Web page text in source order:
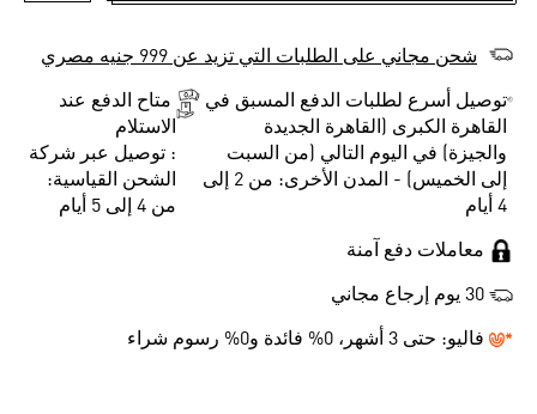
شحن مجاني على الطلبات التي تزيد عن 999 جنيه مصري
توصيل أسرع لطلبات الدفع المسبق في
القاهرة الكبرى (القاهرة الجديدة
والجيزة) في اليوم التالي (من السبت
إلى الخميس) - المدن الأخرى: من 2 إلى
4 أيام
متاح الدفع عند
الاستلام
: توصيل عبر شركة
الشحن القياسية:
من 4 إلى 5 أيام
معاملات دفع آمنة
فاليو: حتى 3 أشهر، 0% فائدة و0% رسوم شراء